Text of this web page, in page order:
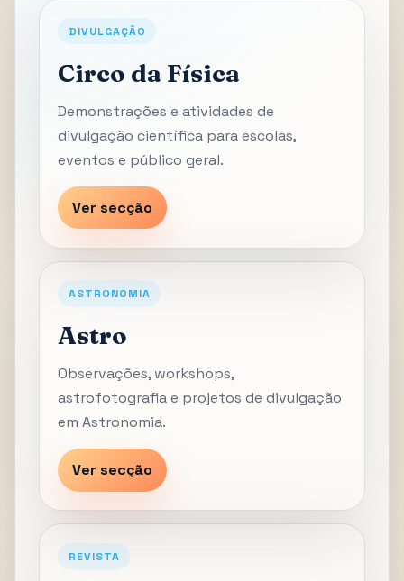
DIVULGAÇÃO
Circo da Física
Demonstrações e atividades de
divulgação científica para escolas,
eventos e público geral.
Ver secção
ASTRONOMIA
Astro
Observações, workshops,
astrofotografia e projetos de divulgação
em Astronomia.
Ver secção
REVISTA